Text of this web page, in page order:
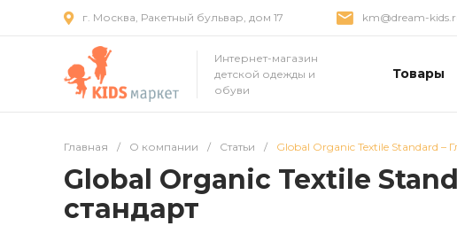
г. Москва, Ракетный бульвар, дом 17 km@dream-
Интернет-магазин
детской одежды и
обуви
Товары
Главная / О компании / Статьи / Global Organic Textile Standard
Global Organic Textile
стандарт